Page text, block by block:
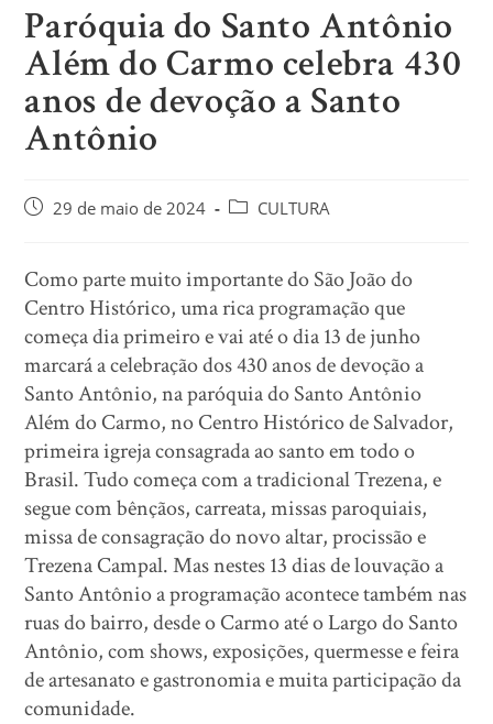
Paróquia do Santo Antônio
Além do Carmo celebra 430
anos de devoção a Santo
Antônio
29 de maio de 2024 CULTURA
Como parte muito importante do São João do
Centro Histórico, uma rica programação que
começa dia primeiro e vai até o dia 13 de junho
marcará a celebração dos 430 anos de devoção a
Santo Antônio, na paróquia do Santo Antônio
Além do Carmo, no Centro Histórico de Salvador,
primeira igreja consagrada ao santo em todo o
Brasil. Tudo começa com a tradicional Trezena, e
segue com bênçãos, carreata, missas paroquiais,
missa de consagração do novo altar, procissão e
Trezena Campal. Mas nestes 13 dias de louvação a
Santo Antônio a programação acontece também nas
ruas do bairro, desde o Carmo até o Largo do Santo
Antônio, com shows, exposições, quermesse e feira
de artesanato e gastronomia e muita participação da
comunidade.